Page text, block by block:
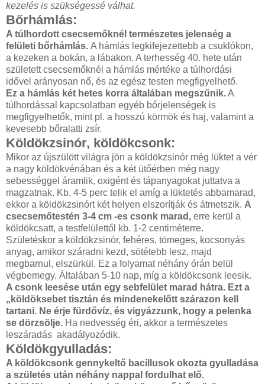
kezelés is szükségessé válhat.
Bőrhámlás:
A túlhordott csecsemőknél természetes jelenség a
felületi bőrhámlás. A hámlás legkifejezettebb a csuklókon,
a kezeken a bokán, a lábakon. A terhesség 40. hete után
született csecsemőknél a hámlás mértéke a túlhordási
idővel arányosan nő, és az egész testen megfigyelhető.
Ez a hámlás két hetes korra általában megszűnik.A
túlhordással kapcsolatban egyéb bőrjelenségek is
megfigyelhetők, mint pl. a hosszú körmök és haj, valamint a
kevesebb bőralatti zsír.
Köldökzsinór, köldökcsonk:
Mikor az újszülött világra jön a köldökzsinór még lüktet a vér
a nagy köldökvénában és a két ütőérben még nagy
sebességgel áramlik, oxigént és tápanyagokat juttatva a
magzatnak. Kb. 4-5 perc telik el amíg a lüktetés abbamarad,
ekkor a köldökzsinórt két helyen elszorítják és átmetszik. A
csecsemőtestén 3-4 cm -es csonk marad, erre kerül a
köldökcsatt, a testfelülettől kb. 1-2 centiméterre.
Születéskor a köldökzsinór, fehéres, tömeges, kocsonyás
anyag, amikor száradni kezd, sötétebb lesz, majd
megbarnul, elszürkül. Ez a folyamat néhány órán belül
végbemegy. Általában 5-10 nap, míg a köldökcsonk leesik.
A csonk leesése után egy sebfelület marad hátra. Ezt a
„köldöksebet tisztán és mindenekelőtt szárazon kell
tartani. Ne érje fürdővíz, és vigyázzunk, hogy a pelenka
se dörzsölje. Ha nedvesség éri, akkor a természetes
leszáradás akadályozódik.
Köldökgyulladás:
A köldökcsonk gennykeltő bacillusok okozta gyulladása
a születés után néhány nappal fordulhat elő.